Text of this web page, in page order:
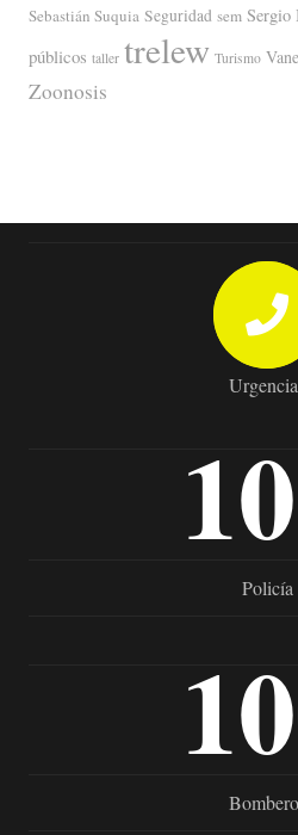
Sebastián Suquia Seguridad sem Sergio
públicos taller trelew Turismo
Zoonosis
Policía